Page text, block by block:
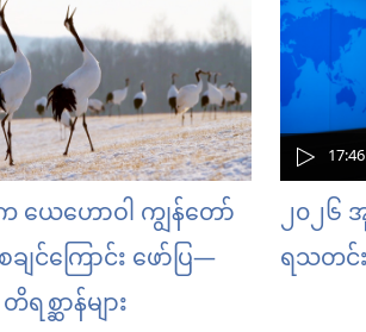
ယေဟောဝါ ကျွန်တော်
င်ကြောင်း ဖော်ပြ—
စ္ဆာန်များ
17:46
၂၀၂၆
ရသတင်